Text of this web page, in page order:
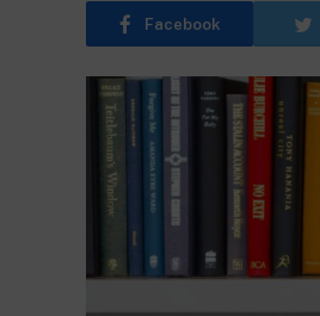
Facebook